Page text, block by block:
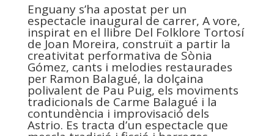
Enguany s’ha apostat per un
espectacle inaugural de carrer, A vore,
inspirat en el llibre Del Folklore Tortosí
de Joan Moreira, construït a partir la
creativitat performativa de Sònia
Gómez, cants i melodies restaurades
per Ramon Balagué, la dolçaina
polivalent de Pau Puig, els moviments
tradicionals de Carme Balagué i la
contundència i improvisació dels
Astrio. Es tracta d’un espectacle que